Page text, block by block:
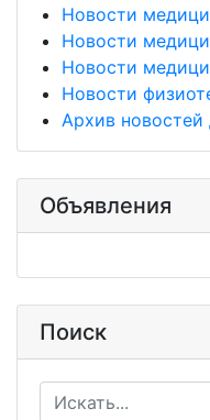
Новости
Новости
Новости
Новости
Архив новостей
Объявления
Поиск